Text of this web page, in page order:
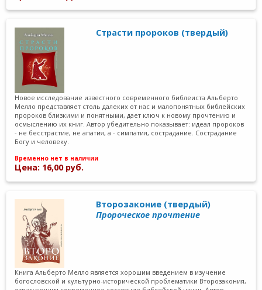
Страсти пророков (твердый)
Новое исследование известного современного библеиста Альберто
Мелло представляет столь далеких от нас и малопонятных библейских
пророков близкими и понятными, дает ключ к новому прочтению и
осмыслению их книг. Автор убедительно показывает: идеал пророков
- не бесстрастие, не апатия, а - симпатия, сострадание. Сострадание
Богу и человеку.
Временно нет в наличии
Цена: 16,00 руб.
Второзаконие (твердый)
Пророческое прочтение
Книга Альберто Мелло является хорошим введением в изучение
богословской и культурно-исторической проблематики Второзакония,